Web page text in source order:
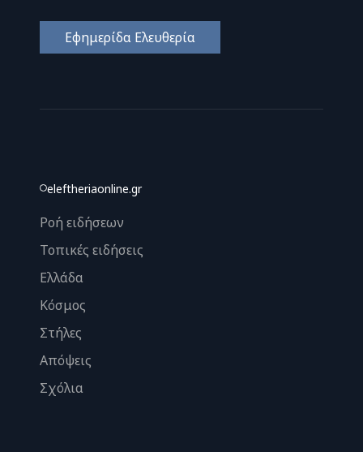
Εφημερίδα Ελευθερία
eleftheriaonline.gr
Ροή ειδήσεων
Τοπικές ειδήσεις
Ελλάδα
Κόσμος
Στήλες
Απόψεις
Σχόλια